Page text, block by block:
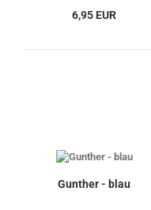
6,95 EUR
Gunther - blau